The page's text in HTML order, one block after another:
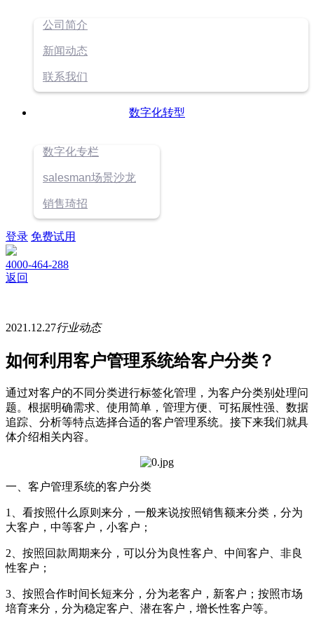
公司简介
新闻动态
联系我们
数字化转型
数字化专栏
salesman场景沙龙
销售琦招
登录 免费试用
4000-464-288
返回
2021.12.27行业动态
如何利用客户管理系统给客户分类？
通过对客户的不同分类进行标签化管理，为客户分类别处理问
题。根据明确需求、使用简单，管理方便、可拓展性强、数据
追踪、分析等特点选择合适的客户管理系统。接下来我们就具
体介绍相关内容。
一、客户管理系统的客户分类
1、看按照什么原则来分，一般来说按照销售额来分类，分为
大客户，中等客户，小客户；
2、按照回款周期来分，可以分为良性客户、中间客户、非良
性客户；
3、按照合作时间长短来分，分为老客户，新客户；按照市场
培育来分，分为稳定客户、潜在客户，增长性客户等。